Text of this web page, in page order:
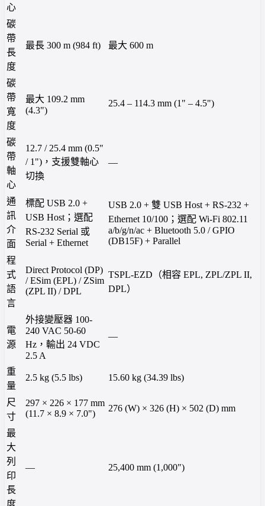
心
碳
帶
長
度
最長 300 m (984 ft) 最大 600 m
碳
帶
寬
度
最大 109.2 mm
(4.3")
25.4 – 114.3 mm (1" – 4.5")
碳
帶
軸
心
12.7 / 25.4 mm (0.5"
/ 1")，支援雙軸心
切換
—
通
訊
介
面
標配 USB 2.0 +
USB Host；選配
RS-232 Serial 或
Serial + Ethernet
USB 2.0 + 雙 USB Host + RS-232 +
Ethernet 10/100；選配 Wi-Fi 802.11
a/b/g/n/ac + Bluetooth 5.0 / GPIO
(DB15F) + Parallel
程
式
語
言
Direct Protocol (DP)
/ ESim (EPL) / ZSim
(ZPL II) / DPL
TSPL-EZD（相容 EPL, ZPL/ZPL II,
DPL）
電
源
外接變壓器 100-
240 VAC 50-60
Hz，輸出 24 VDC
2.5 A
—
重
量
2.5 kg (5.5 lbs) 15.60 kg (34.39 lbs)
尺
寸
297 × 226 × 177 mm
(11.7 × 8.9 × 7.0")
276 (W) × 326 (H) × 502 (D) mm
最
大
列
印
長
— 25,400 mm (1,000")